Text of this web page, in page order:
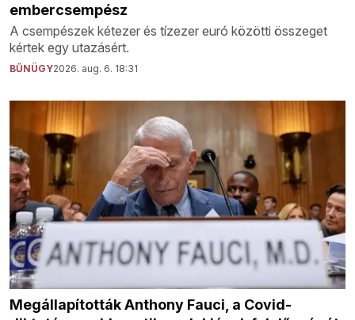
embercsempész
A csempészek kétezer és tízezer euró közötti összeget
kértek egy utazásért.
BŰNÜGY2026. aug. 6. 18:31
Megállapították Anthony Fauci, a Covid-